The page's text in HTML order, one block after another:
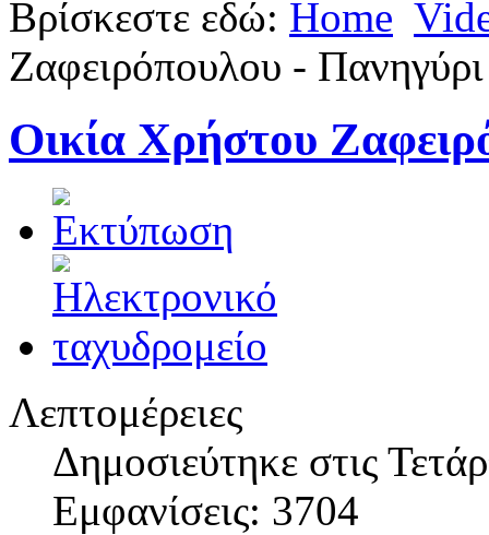
Βρίσκεστε εδώ: Home
Ζαφειρόπουλου - Πανηγύρι
Οικία Χρήστου
Λεπτομέρειες
Δημοσιεύτηκε στις
Εμφανίσεις: 3704